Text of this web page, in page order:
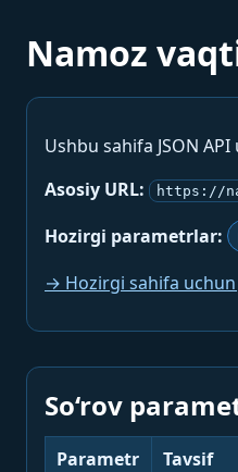
Namoz
Ushbu sahifa JSON
Asosiy URL:
https://
Hozirgi parametrlar:
→ Hozirgi sahifa uchun
So‘rov
Parametr Tavsif